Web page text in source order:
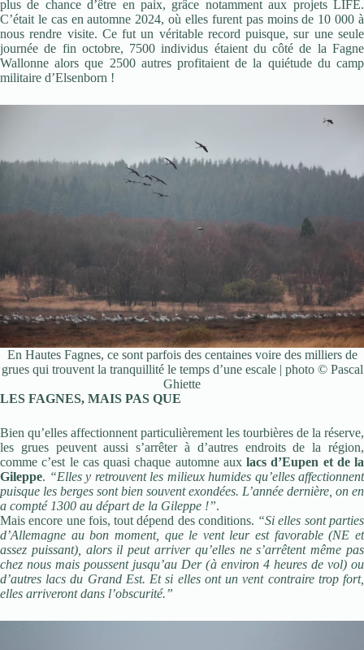
plus de chance d’être en paix, grâce notamment aux projets LIFE.
C’était le cas en automne 2024, où elles furent pas moins de 10 000 à
nous rendre visite. Ce fut un véritable record puisque, sur une seule
journée de fin octobre, 7500 individus étaient du côté de la Fagne
Wallonne alors que 2500 autres profitaient de la quiétude du camp
militaire d’Elsenborn !
En Hautes Fagnes, ce sont parfois des centaines voire des milliers de
grues qui trouvent la tranquillité le temps d’une escale | photo © Pascal
Ghiette
LES FAGNES, MAIS PAS QUE
Bien qu’elles affectionnent particulièrement les tourbières de la réserve,
les grues peuvent aussi s’arrêter à d’autres endroits de la région,
comme c’est le cas quasi chaque automne aux lacs d’Eupen et de la
Gileppe. “Elles y retrouvent les milieux humides qu’elles affectionnent
puisque les berges sont bien souvent exondées. L’année dernière, on en
a compté 1300 au départ de la Gileppe !”.
Mais encore une fois, tout dépend des conditions. “Si elles sont parties
d’Allemagne au bon moment, que le vent leur est favorable (NE et
assez puissant), alors il peut arriver qu’elles ne s’arrêtent même pas
chez nous mais poussent jusqu’au Der (à environ 4 heures de vol) ou
d’autres lacs du Grand Est. Et si elles ont un vent contraire trop fort,
elles arriveront dans l’obscurité.”